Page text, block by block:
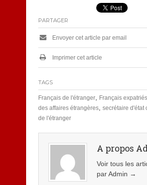
PARTAGER
Envoyer cet article par email
Imprimer cet article
TAGS
Français de l'étranger, Français expatriés
des affaires étrangères, secrétaire d'état
de l'étranger
A propos
Voir tous les
par Admin →